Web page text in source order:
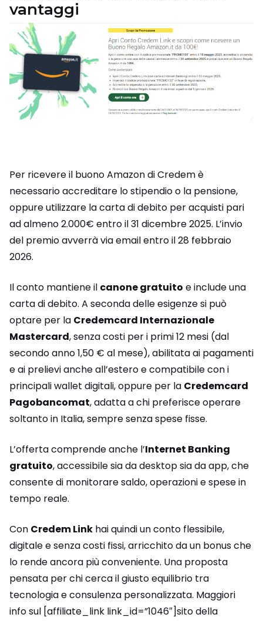
vantaggi
Per ricevere il buono Amazon di Credem è
necessario accreditare lo stipendio o la pensione,
oppure utilizzare la carta di debito per acquisti pari
ad almeno 2.000€ entro il 31 dicembre 2025. L’invio
del premio avverrà via email entro il 28 febbraio
2026.
Il conto mantiene il canone gratuito e include una
carta di debito. A seconda delle esigenze si può
optare per la Credemcard Internazionale
Mastercard, senza costi per i primi 12 mesi (dal
secondo anno 1,50 € al mese), abilitata ai pagamenti
e ai prelievi anche all’estero e compatibile con i
principali wallet digitali, oppure per la Credemcard
Pagobancomat, adatta a chi preferisce operare
soltanto in Italia, sempre senza spese fisse.
L’offerta comprende anche l’Internet Banking
gratuito, accessibile sia da desktop sia da app, che
consente di monitorare saldo, operazioni e spese in
tempo reale.
Con Credem Link hai quindi un conto flessibile,
digitale e senza costi fissi, arricchito da un bonus che
lo rende ancora più conveniente. Una proposta
pensata per chi cerca il giusto equilibrio tra
tecnologia e consulenza personalizzata. Maggiori
info sul [affiliate_link link_id=”1046″]sito della